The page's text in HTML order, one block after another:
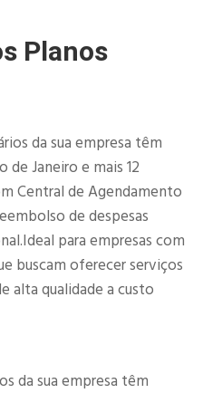
Planos
da sua empresa têm
Janeiro e mais 12
Central de Agendamento
de despesas
para empresas com
buscam oferecer serviços
alta qualidade a custo
da sua empresa têm